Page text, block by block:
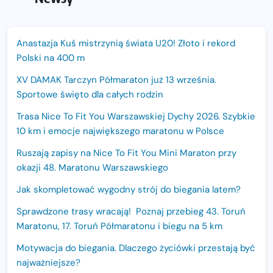
Anastazja Kuś mistrzynią świata U20! Złoto i rekord
Polski na 400 m
XV DAMAK Tarczyn Półmaraton już 13 września.
Sportowe święto dla całych rodzin
Trasa Nice To Fit You Warszawskiej Dychy 2026. Szybkie
10 km i emocje największego maratonu w Polsce
Ruszają zapisy na Nice To Fit You Mini Maraton przy
okazji 48. Maratonu Warszawskiego
Jak skompletować wygodny strój do biegania latem?
Sprawdzone trasy wracają! Poznaj przebieg 43. Toruń
Maratonu, 17. Toruń Półmaratonu i biegu na 5 km
Motywacja do biegania. Dlaczego życiówki przestają być
najważniejsze?